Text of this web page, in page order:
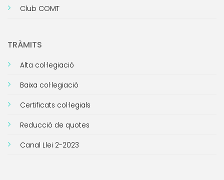
Club COMT
TRÀMITS
Alta col·legiació
Baixa col·legiació
Certificats col·legials
Reducció de quotes
Canal Llei 2-2023